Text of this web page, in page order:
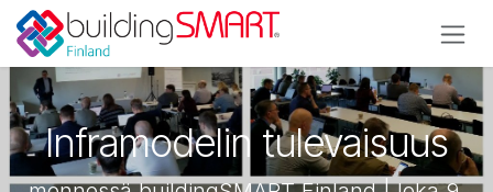
Siirry sisältöön
Inframodelin tulevaisuus